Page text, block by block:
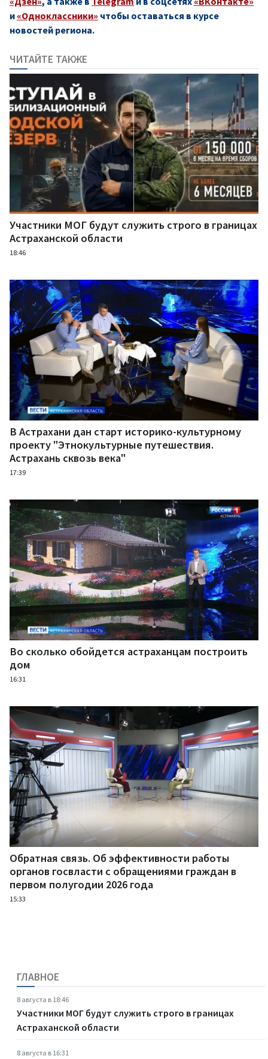
и «Одноклассники» чтобы оставаться в курсе
новостей региона.
ЧИТАЙТЕ ТАКЖЕ
Участники МОГ будут служить строго в границах
Астраханской области
18:46
В Астрахани дан старт историко-культурному
проекту "Этнокультурные путешествия.
Астрахань сквозь века"
17:39
Во сколько обойдется астраханцам построить
дом
16:31
Обратная связь. Об эффективности работы
органов госвласти с обращениями граждан в
первом полугодии 2026 года
15:33
ГЛАВНОЕ
8 августа в 18:46
Участники МОГ будут служить строго в границах
Астраханской области
8 августа в 16:31